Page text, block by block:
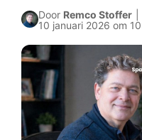
Door Remco Stoffer
10 januari 2026 om